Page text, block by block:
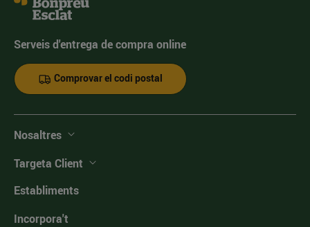
Serveis d'entrega de compra online
Comprovar el codi postal
Nosaltres
Targeta Client
Establiments
Incorpora't